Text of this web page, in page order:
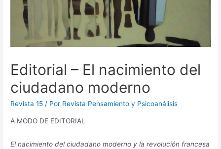
Editorial – El nacimiento del
ciudadano moderno
Revista 15 / Por Revista Pensamiento y Psicoanálisis
A MODO DE EDITORIAL
El nacimiento del ciudadano moderno y la revolución francesa